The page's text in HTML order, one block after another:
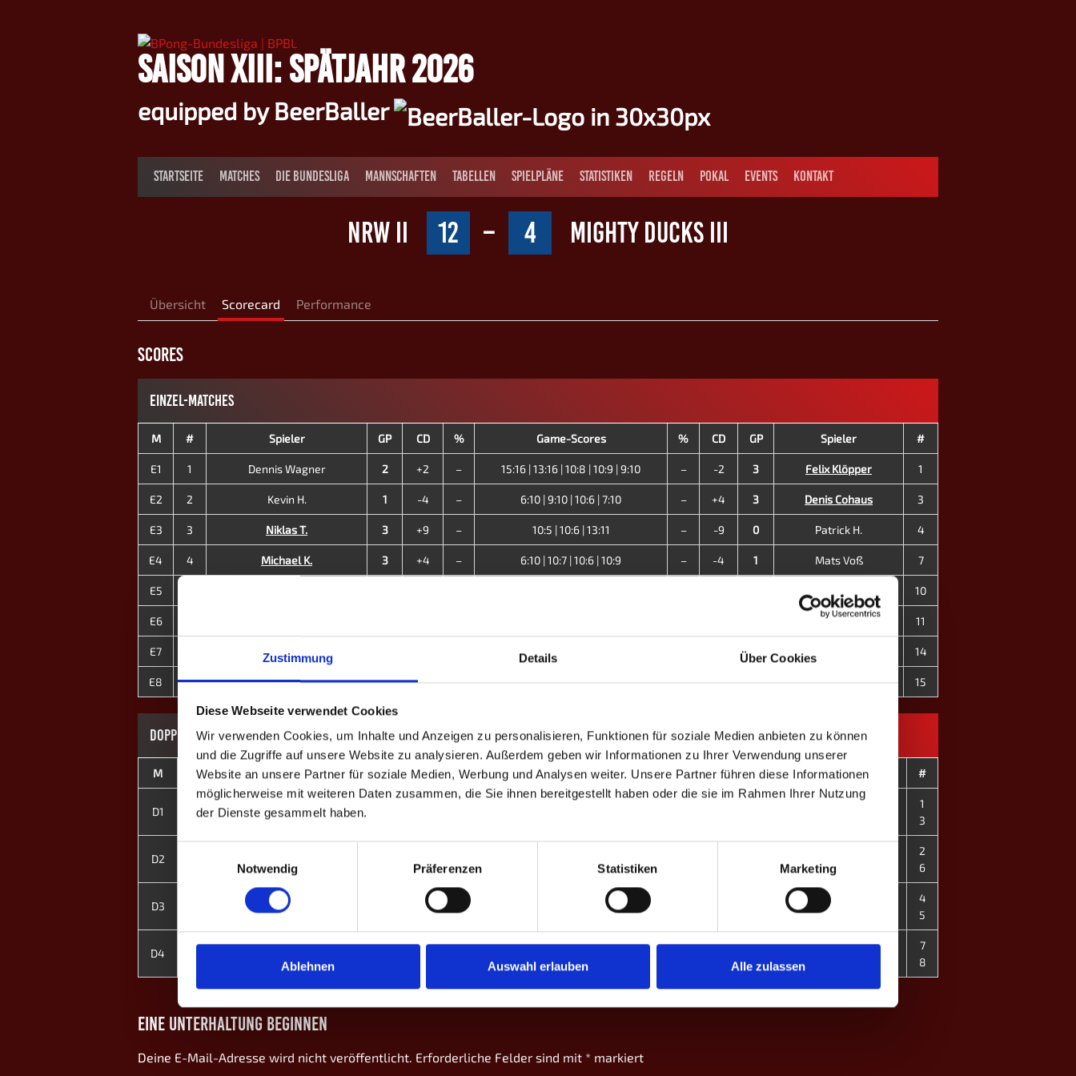
Zustimmung Details Über Cookies
Diese Webseite verwendet Cookies
Wir verwenden Cookies, um Inhalte und Anzeigen zu personalisieren, Funktionen für soziale Medien anbieten zu können
und die Zugriffe auf unsere Website zu analysieren. Außerdem geben wir Informationen zu Ihrer Verwendung unserer
Website an unsere Partner für soziale Medien, Werbung und Analysen weiter. Unsere Partner führen diese Informationen
möglicherweise mit weiteren Daten zusammen, die Sie ihnen bereitgestellt haben oder die sie im Rahmen Ihrer Nutzung
der Dienste gesammelt haben.
Notwendig
Präferenzen Statistiken Marketing
Ablehnen Auswahl erlauben Alle zulassen
SAISON XIII: SPÄTJAHR 2026
equipped by BeerBaller
STARTSEITE MATCHES DIE BUNDESLIGA MANNSCHAFTEN TABELLEN SPIELPLÄNE STATISTIKEN REGELN POKAL EVENTS KONTAKT
NRW II 12 – 4 MIGHTY DUCKS III
Übersicht Scorecard Performance
SCORES
EINZEL-MATCHES
M # Spieler GP CD % Game-Scores % CD GP Spieler #
E1 1 Dennis Wagner 2 +2 – 15:16 | 13:16 | 10:8 | 10:9 | 9:10 – -2 3 Felix Klöpper 1
E2 2 Kevin H. 1 -4 – 6:10 | 9:10 | 10:6 | 7:10 – +4 3 Denis Cohaus 3
E3 3 Niklas T. 3 +9 – 10:5 | 10:6 | 13:11 – -9 0 Patrick H. 4
E4 4 Michael K. 3 +4 – 6:10 | 10:7 | 10:6 | 10:9 – -4 1 Mats Voß 7
E5 10
E6 Ron Krüger 11
E7 Vivi Buckel ♀ 8:10 | 8:10 | 13:12 | 12:13 14
E8 13 Lena Marie de Groot ♀ 3 +10 – 10:5 | 10:8 | 10:7 – -10 0 Frederike Koch ♀ 15
DOPPEL-MATCHES
M # Spieler GP CD % Game-Scores % CD GP Spieler #
D1
Niklas T.
Felix Klöpper
1
3
D2
Jamie Hausmann
Ron Krüger
2
6
D3
Michael K.
Robin Wagner
+7 10:7 | 9:10 | 10:6 | 10:9
Mats Voß
Sven Redemann
4
5
D4
Vivi Buckel ♀
Lena Marie de Groot ♀
Caroline B. ♀
Frederike Koch ♀
7
8
EINE UNTERHALTUNG BEGINNEN
Deine E-Mail-Adresse wird nicht veröffentlicht. Erforderliche Felder sind mit * markiert